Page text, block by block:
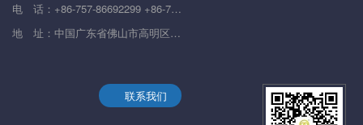
电 话：+86-757-86692299 +86-757-86692833 +86-757-86695382
地 址：中国广东省佛山市高明区杨和镇杨西大道599号
联系我们